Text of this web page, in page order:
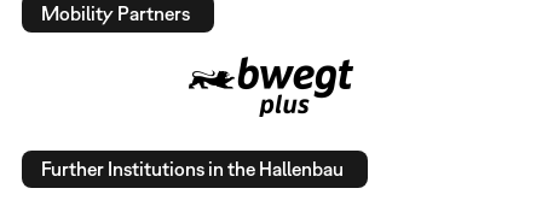
Mobility Partners
Further Institutions in the Hallenbau